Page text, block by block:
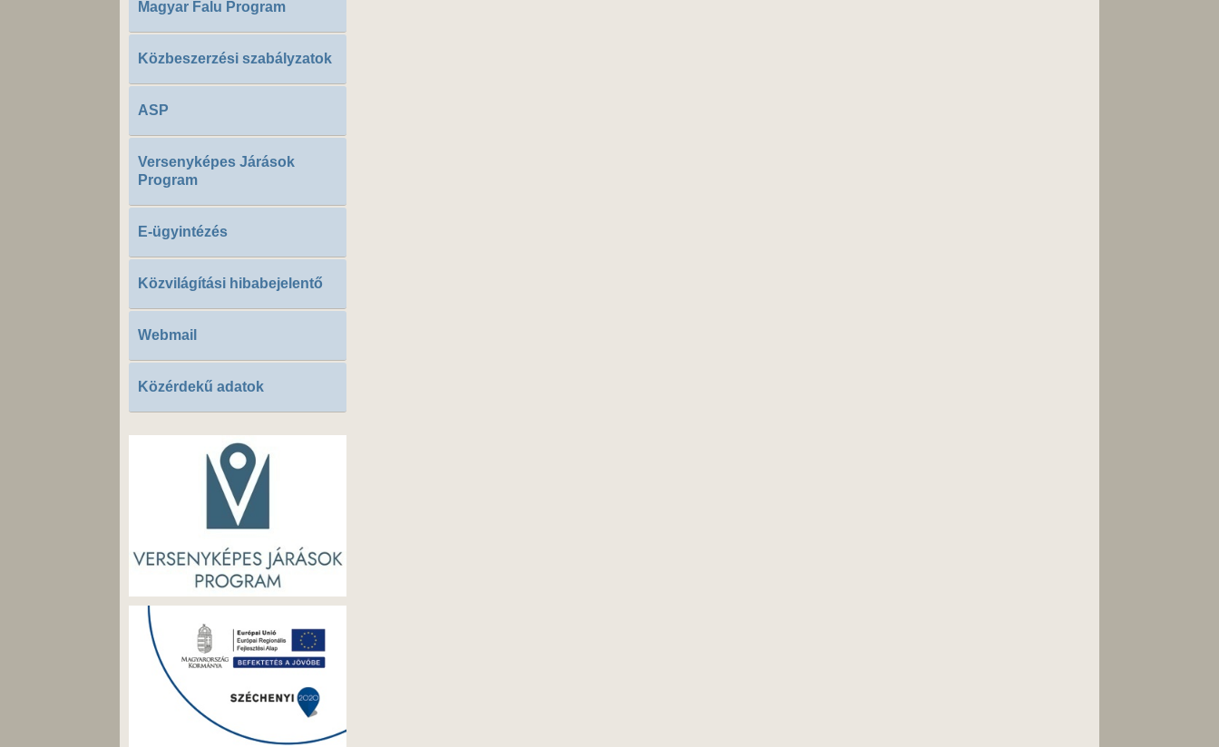
Magyar Falu Program
Közbeszerzési szabályzatok
ASP
Versenyképes Járások
Program
E-ügyintézés
Közvilágítási hibabejelentő
Webmail
Közérdekű adatok